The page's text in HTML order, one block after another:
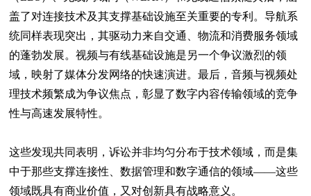
盖了对连接技术及其支撑基础设施至关重要的专利。导航系
统同样表现突出，其驱动力来自交通、物流和消费服务领域
的蓬勃发展。视频与有线基础设施是另一个争议激烈的领
域，映射了媒体分发网络的快速演进。最后，音频与视频处
理技术频繁成为争议焦点，彰显了数字内容传输领域的竞争
性与高速发展特性。
这些发现共同表明，诉讼并非均匀分布于技术领域，而是集
中于那些支撑连接性、数据管理和数字通信的领域——这些
领域既具有商业价值，又对创新具有战略意义。